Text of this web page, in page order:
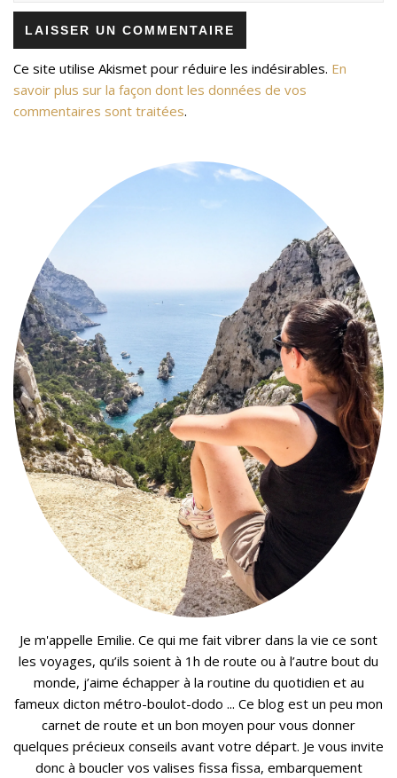
Ce site utilise Akismet pour réduire les indésirables. En
savoir plus sur la façon dont les données de vos
commentaires sont traitées.
Je m'appelle Emilie. Ce qui me fait vibrer dans la vie ce sont
les voyages, qu’ils soient à 1h de route ou à l’autre bout du
monde, j’aime échapper à la routine du quotidien et au
fameux dicton métro-boulot-dodo ... Ce blog est un peu mon
carnet de route et un bon moyen pour vous donner
quelques précieux conseils avant votre départ. Je vous invite
donc à boucler vos valises fissa fissa, embarquement